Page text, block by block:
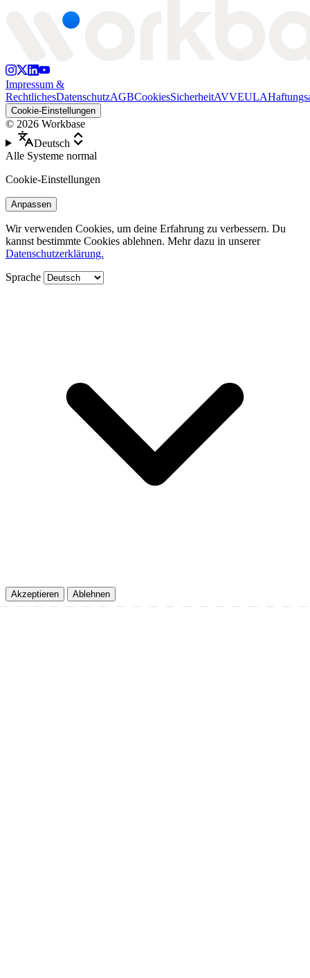
Impressum &
RechtlichesDatenschutzAGBCookiesSicherheitAVVEULA
Cookie-Einstellungen
© 2026 Workbase
Deutsch
Alle Systeme normal
Cookie-Einstellungen
Anpassen
Wir verwenden Cookies, um deine Erfahrung zu verbessern. Du
kannst bestimmte Cookies ablehnen. Mehr dazu in unserer
Datenschutzerklärung.
Sprache
Akzeptieren Ablehnen